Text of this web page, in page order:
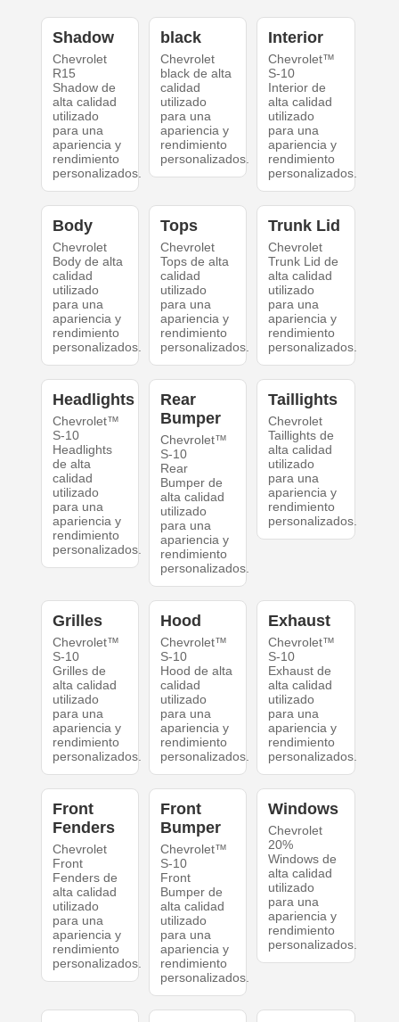
Shadow
Chevrolet
R15
Shadow de
alta calidad
utilizado
para una
apariencia y
rendimiento
personalizados.
black
Chevrolet
black de alta
calidad
utilizado
para una
apariencia y
rendimiento
personalizados.
Interior
Chevrolet™
S-10
Interior de
alta calidad
utilizado
para una
apariencia y
rendimiento
personalizados.
Body
Chevrolet
Body de alta
calidad
utilizado
para una
apariencia y
rendimiento
personalizados.
Tops
Chevrolet
Tops de alta
calidad
utilizado
para una
apariencia y
rendimiento
personalizados.
Trunk Lid
Chevrolet
Trunk Lid de
alta calidad
utilizado
para una
apariencia y
rendimiento
personalizados.
Headlights
Chevrolet™
S-10
Headlights
de alta
calidad
utilizado
para una
apariencia y
rendimiento
personalizados.
Rear
Bumper
Chevrolet™
S-10
Rear
Bumper de
alta calidad
utilizado
para una
apariencia y
rendimiento
personalizados.
Taillights
Chevrolet
Taillights de
alta calidad
utilizado
para una
apariencia y
rendimiento
personalizados.
Grilles
Chevrolet™
S-10
Grilles de
alta calidad
utilizado
para una
apariencia y
rendimiento
personalizados.
Hood
Chevrolet™
S-10
Hood de alta
calidad
utilizado
para una
apariencia y
rendimiento
personalizados.
Exhaust
Chevrolet™
S-10
Exhaust de
alta calidad
utilizado
para una
apariencia y
rendimiento
personalizados.
Front
Fenders
Chevrolet
Front
Fenders de
alta calidad
utilizado
para una
apariencia y
rendimiento
personalizados.
Front
Bumper
Chevrolet™
S-10
Front
Bumper de
alta calidad
utilizado
para una
apariencia y
rendimiento
personalizados.
Windows
Chevrolet
20%
Windows de
alta calidad
utilizado
para una
apariencia y
rendimiento
personalizados.